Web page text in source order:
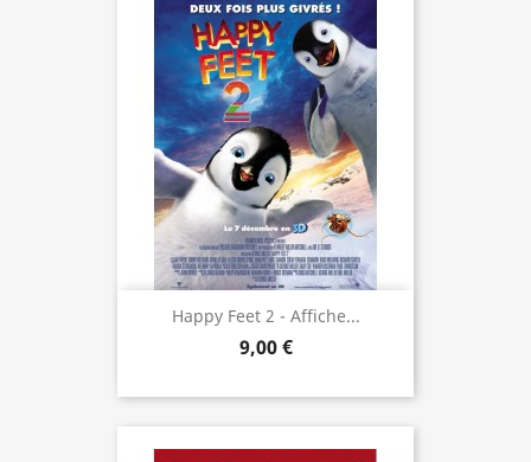
Happy Feet 2 - Affiche...
9,00 €